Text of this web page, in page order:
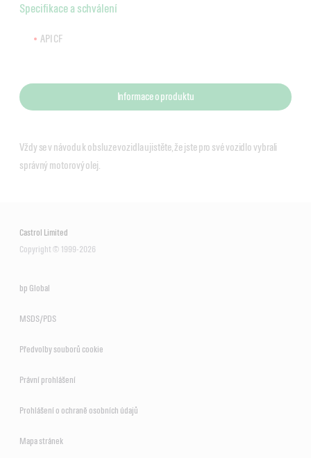
Specifikace a schválení
API CF
Informace o produktu
Vždy se v návodu k obsluze vozidla ujistěte, že jste pro své vozidlo vybrali
správný motorový olej.
Castrol Limited
Copyright © 1999-2026
bp Global
MSDS/PDS
Předvolby souborů cookie
Právní prohlášení
Prohlášení o ochraně osobních údajů
Mapa stránek